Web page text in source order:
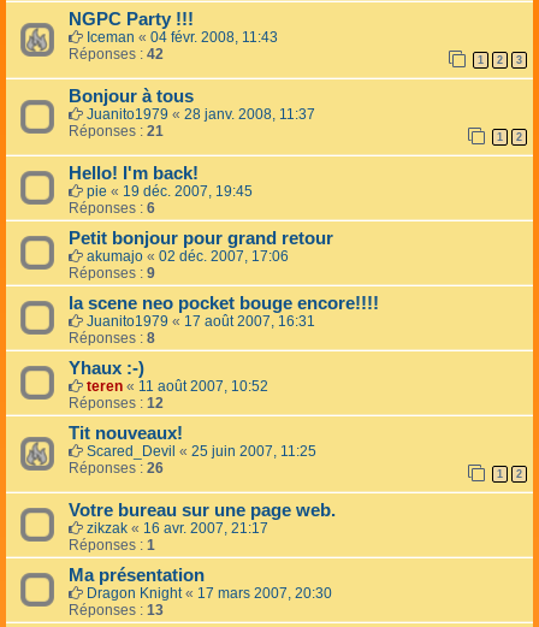
NGPC Party !!!
Iceman « 04 févr. 2008, 11:43
Réponses : 42 1 2 3
Bonjour à tous
Juanito1979 « 28 janv. 2008, 11:37
Réponses : 21 1 2
Hello! I'm back!
pie « 19 déc. 2007, 19:45
Réponses : 6
Petit bonjour pour grand retour
akumajo « 02 déc. 2007, 17:06
Réponses : 9
la scene neo pocket bouge encore!!!!
Juanito1979 « 17 août 2007, 16:31
Réponses : 8
Yhaux :-)
teren « 11 août 2007, 10:52
Réponses : 12
Tit nouveaux!
Scared_Devil « 25 juin 2007, 11:25
Réponses : 26 1 2
Votre bureau sur une page web.
zikzak « 16 avr. 2007, 21:17
Réponses : 1
Ma présentation
Dragon Knight« 17 mars 2007, 20:30
Réponses : 13